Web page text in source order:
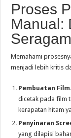
Proses
Manual:
Memahami
menjadi lebih kritis
Pembuatan Film.
dicetak pada film
kerapatan hitam
Penyinaran
yang dilapisi